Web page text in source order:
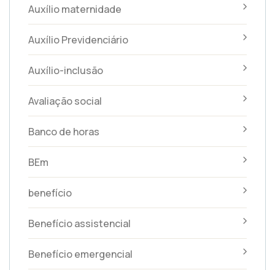
Auxílio maternidade
Auxílio Previdenciário
Auxílio-inclusão
Avaliação social
Banco de horas
BEm
benefício
Benefício assistencial
Benefício emergencial